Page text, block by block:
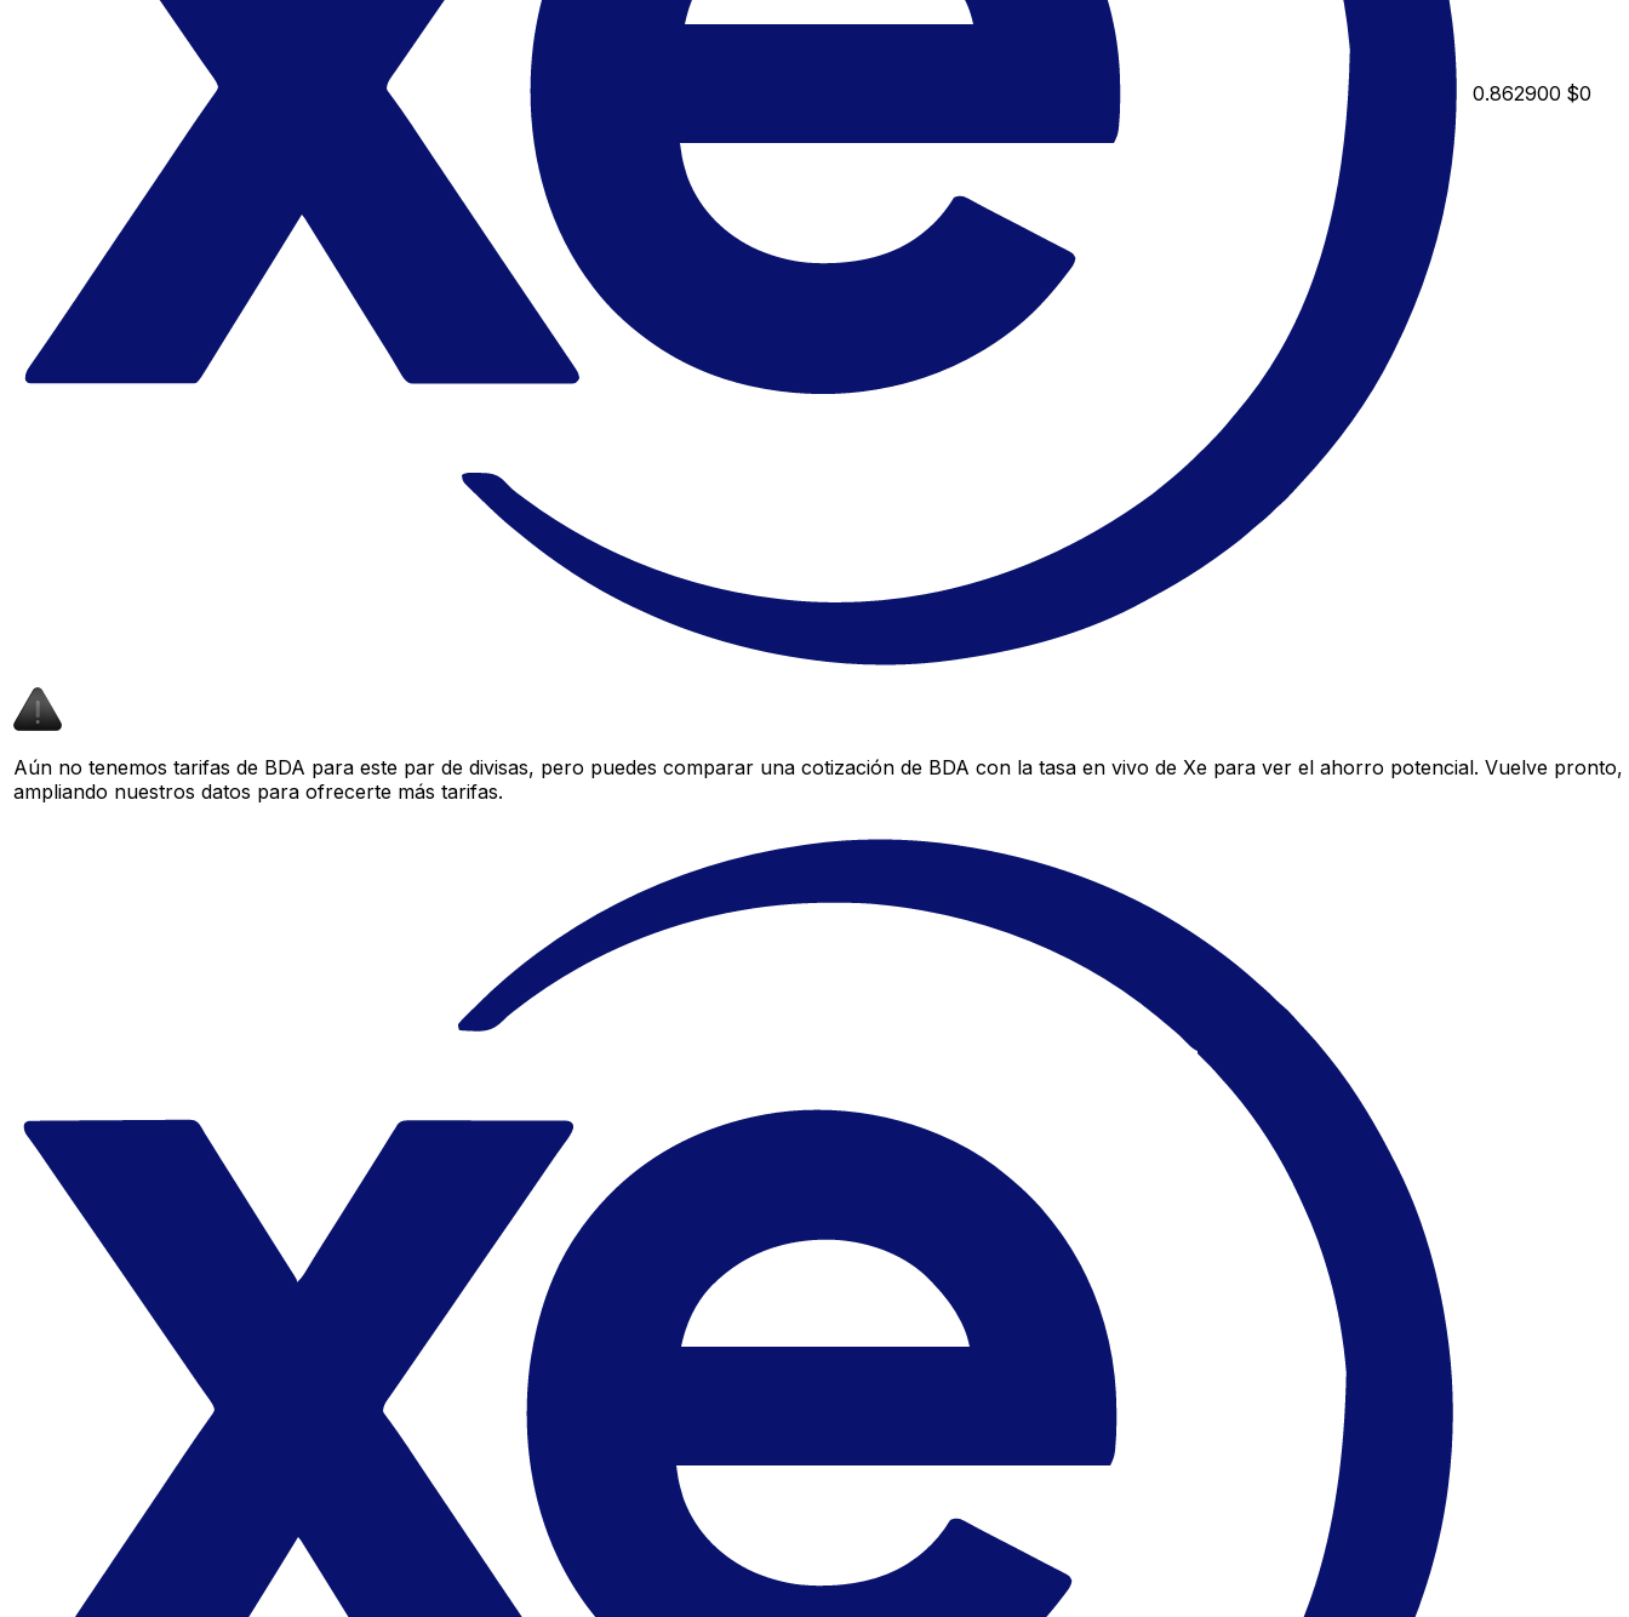
0.862900 $0
Aún no tenemos tarifas de BDA para este par de divisas, pero puedes comparar una cotización de BDA con la tasa en vivo de Xe para ver el ahorro potencial. Vuelve pronto,
ampliando nuestros datos para ofrecerte más tarifas.